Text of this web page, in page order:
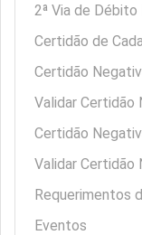
2ª Via de
Certidão de
Certidão
Validar Certidão
Certidão
Validar Certidão
Requerimentos
Eventos